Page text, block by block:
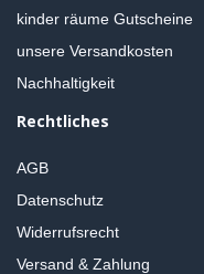
kinder räume Gutscheine
unsere Versandkosten
Nachhaltigkeit
Rechtliches
AGB
Datenschutz
Widerrufsrecht
Versand & Zahlung